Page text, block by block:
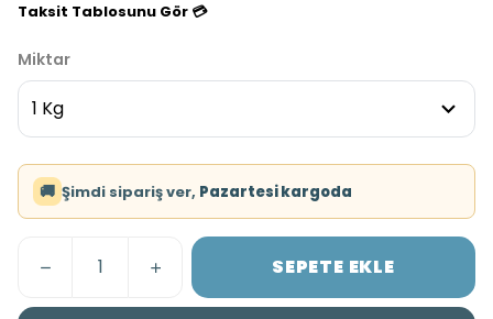
Taksit Tablosunu Gör 💳
Miktar
🚚 Şimdi sipariş ver, Pazartesi kargoda
SEPETE EKLE